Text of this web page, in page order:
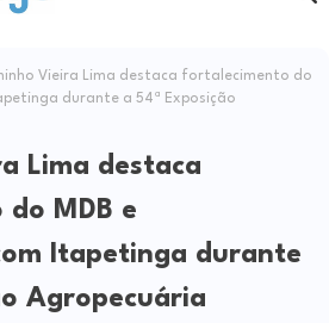
Vieira Lima destaca fortalecimento do
durante a 54ª Exposição
Lima destaca
MDB e
Itapetinga durante
Agropecuária